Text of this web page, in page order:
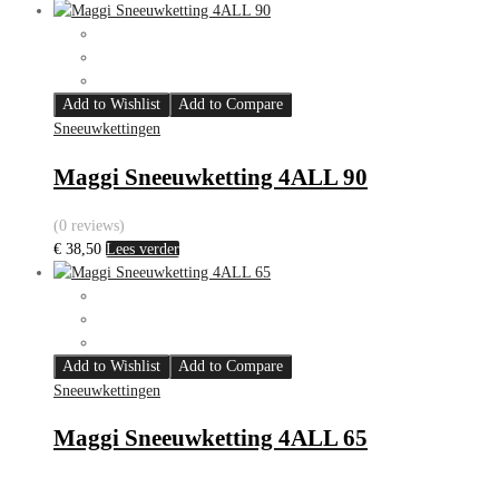
Add to Wishlist
Add to Compare
Sneeuwkettingen
Maggi Sneeuwketting 4ALL 90
(0 reviews)
€ 38,50 Lees verder
Add to Wishlist
Add to Compare
Sneeuwkettingen
Maggi Sneeuwketting 4ALL 65